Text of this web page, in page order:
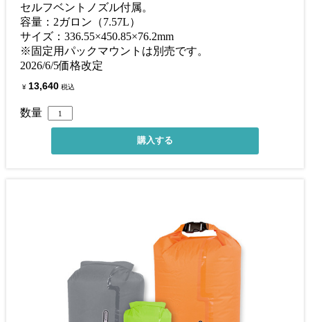
セルフベントノズル付属。
容量：2ガロン（7.57L）
サイズ：336.55×450.85×76.2mm
※固定用パックマウントは別売です。
2026/6/5価格改定
¥ 13,640 税込
数量